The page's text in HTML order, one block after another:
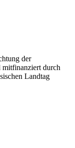
der
mitfinanziert durch
Landtag